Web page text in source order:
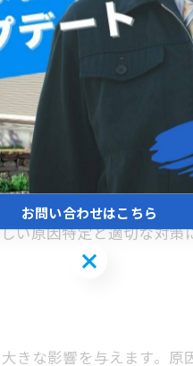
秘訣
確に特定することが美
発生につながります。
り方を観察すること
による現地調査では、
原因特定と適切な対策
きな影響を与えます。
お問い合わせはこちら
お問い合わせはこちら